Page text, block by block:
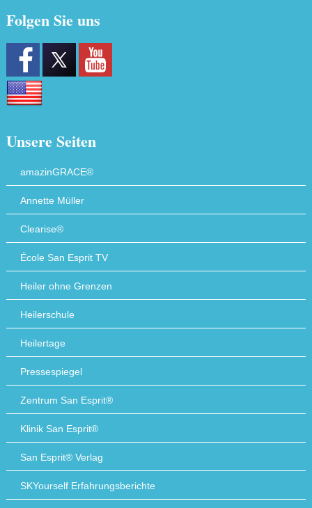
Folgen Sie uns
Unsere Seiten
amazinGRACE®
Annette Müller
Clearise®
École San Esprit TV
Heiler ohne Grenzen
Heilerschule
Heilertage
Pressespiegel
Zentrum San Esprit®
Klinik San Esprit®
San Esprit® Verlag
SKYourself Erfahrungsberichte